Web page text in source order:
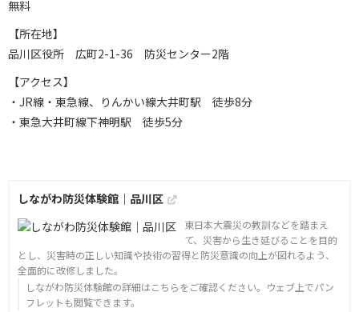
無料
【所在地】
品川区役所 広町2-1-36 防災センター2階
【アクセス】
・JR線・東急線、りんかい線大井町駅 徒歩8分
・東急大井町線下神明駅 徒歩5分
しながわ防災体験館｜品川区
東日本大震災の教訓などを踏まえ
て、災害から生き延びることを目的
とし、災害時の正しい知識や技術の習得と防災意識の向上が図れるよう、
全面的に改修しました。
しながわ防災体験館の詳細はこちらをご確認ください。ウェブ上でパン
フレットも閲覧できます。